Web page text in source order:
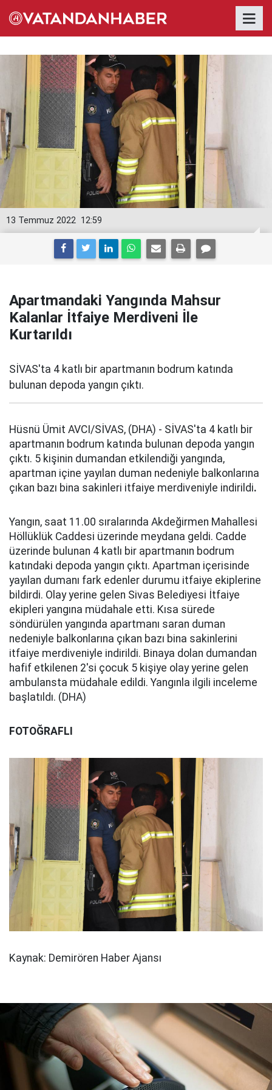
12:59
13 Temmuz 2022
Apartmandaki Yangında Mahsur
Kalanlar İtfaiye Merdiveni İle
Kurtarıldı
SİVAS'ta 4 katlı bir apartmanın bodrum katında
bulunan depoda yangın çıktı.
Hüsnü Ümit AVCI/SİVAS, (DHA) - SİVAS'ta 4 katlı bir
apartmanın bodrum katında bulunan depoda yangın
çıktı. 5 kişinin dumandan etkilendiği yangında,
apartman içine yayılan duman nedeniyle balkonlarına
çıkan bazı bina sakinleri itfaiye merdiveniyle indirildi.
Yangın, saat 11.00 sıralarında Akdeğirmen Mahallesi
Höllüklük Caddesi üzerinde meydana geldi. Cadde
üzerinde bulunan 4 katlı bir apartmanın bodrum
katındaki depoda yangın çıktı. Apartman içerisinde
yayılan dumanı fark edenler durumu itfaiye ekiplerine
bildirdi. Olay yerine gelen Sivas Belediyesi İtfaiye
ekipleri yangına müdahale etti. Kısa sürede
söndürülen yangında apartmanı saran duman
nedeniyle balkonlarına çıkan bazı bina sakinlerini
itfaiye merdiveniyle indirildi. Binaya dolan dumandan
hafif etkilenen 2'si çocuk 5 kişiye olay yerine gelen
ambulansta müdahale edildi. Yangınla ilgili inceleme
başlatıldı. (DHA)
FOTOĞRAFLI
Kaynak: Demirören Haber Ajansı